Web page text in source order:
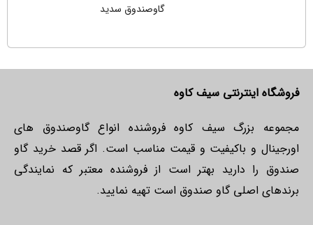
گاوصندوق سدید
فروشگاه اینترنتی سیف کاوه
مجموعه بزرگ سیف کاوه فروشنده انواع گاوصندوق های
اورجینال و باکیفیت و قیمت مناسب است. اگر قصد خرید گاو
صندوق را دارید بهتر است از فروشنده معتبر که نمایندگی
برندهای اصلی گاو صندوق است تهیه نمایید.